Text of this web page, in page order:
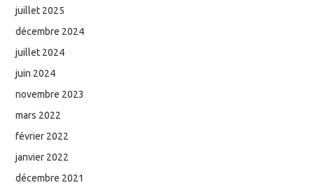
juillet 2025
décembre 2024
juillet 2024
juin 2024
novembre 2023
mars 2022
février 2022
janvier 2022
décembre 2021